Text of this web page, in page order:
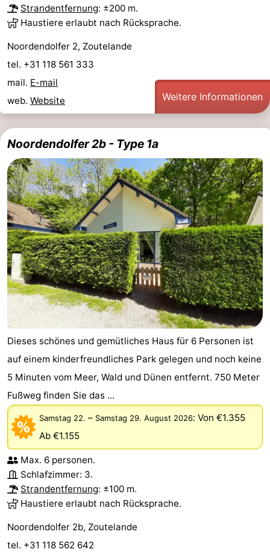
Strandentfernung: ±200 m.
Haustiere erlaubt nach Rücksprache.
Noordendolfer 2, Zoutelande
tel. +31 118 561 333
mail. E-mail
web. Website Weitere Informationen
Noordendolfer 2b - Type 1a
Dieses schönes und gemütliches Haus für 6 Personen ist
auf einem kinderfreundliches Park gelegen und noch keine
5 Minuten vom Meer, Wald und Dünen entfernt. 750 Meter
Fußweg finden Sie das ...
Samstag 22. – Samstag 29. August 2026: Von €1.355
Ab €1.155
Max. 6 personen.
Schlafzimmer: 3.
Strandentfernung: ±100 m.
Haustiere erlaubt nach Rücksprache.
Noordendolfer 2b, Zoutelande
tel. +31 118 562 642